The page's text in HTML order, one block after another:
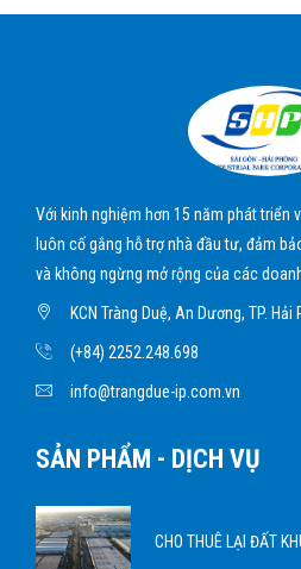
Với kinh nghiệm hơn 15 năm phát triển
luôn cố gắng hỗ trợ nhà đầu tư, đảm
và không ngừng mở rộng của các
KCN Tràng Duệ, An Dương, TP.
(+84) 2252.248.698
info@trangdue-ip.com.vn
SẢN PHẨM - DỊCH VỤ
CHO THUÊ LẠI ĐẤT